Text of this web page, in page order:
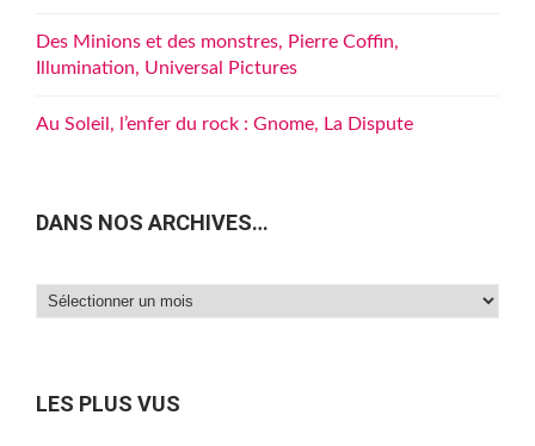
Des Minions et des monstres, Pierre Coffin,
Illumination, Universal Pictures
Au Soleil, l’enfer du rock : Gnome, La Dispute
DANS NOS ARCHIVES…
Dans
LES PLUS VUS